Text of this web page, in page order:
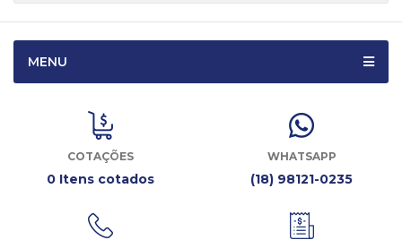
MENU
COTAÇÕES
0 Itens cotados
WHATSAPP
(18) 98121-0235